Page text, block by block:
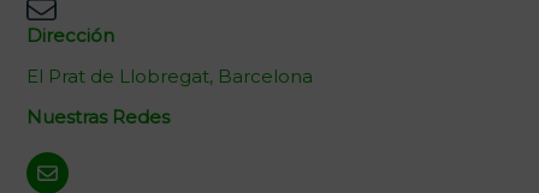
Dirección
El Prat de Llobregat, Barcelona
Nuestras Redes